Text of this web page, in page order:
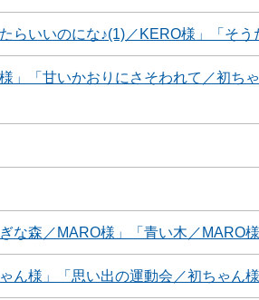
らいいのにな♪(1)／KERO様」「そ
」「甘いかおりにさそわれて／初ち
な森／MARO様」「青い木／MARO様
ん様」「思い出の運動会／初ちゃん